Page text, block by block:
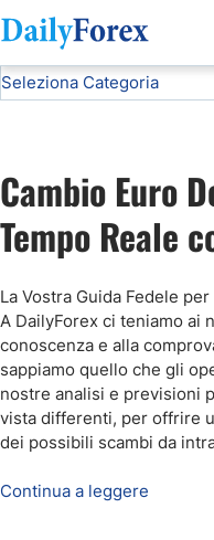
Informativa Pubblicitaria
Seleziona Categoria
Previsioni EUR/USD
Previsioni Bitcoin
Previsioni Petrolio
Cambio Euro
Tempo Reale
La Vostra Guida Fedele
A DailyForex ci teniamo ai
conoscenza e alla
sappiamo quello che gli
nostre analisi e previsioni
vista differenti, per offrire
dei possibili scambi da
Continua a leggere